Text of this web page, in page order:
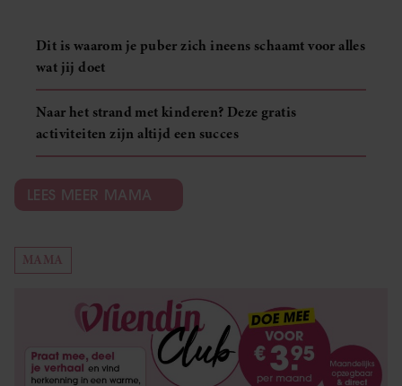
Dit is waarom je puber zich ineens schaamt voor alles
wat jij doet
Naar het strand met kinderen? Deze gratis
activiteiten zijn altijd een succes
LEES MEER MAMA
MAMA